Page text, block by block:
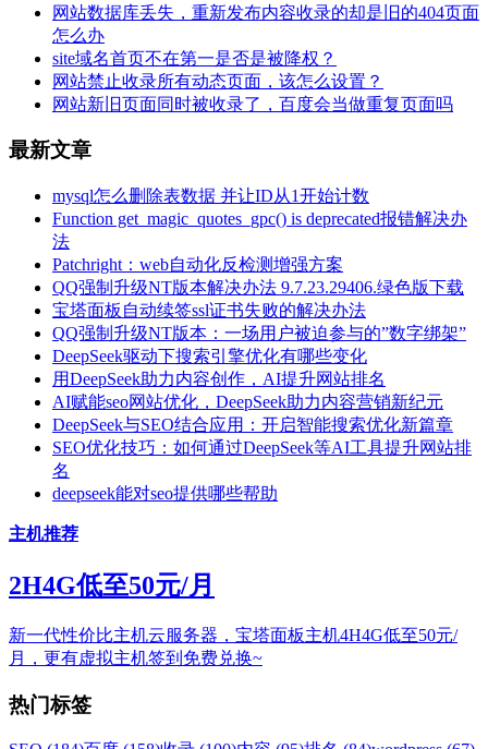
网站数据库丢失，重新发布内容收录的却是旧的404页面
怎么办
site域名首页不在第一是否是被降权？
网站禁止收录所有动态页面，该怎么设置？
网站新旧页面同时被收录了，百度会当做重复页面吗
最新文章
mysql怎么删除表数据 并让ID从1开始计数
Function get_magic_quotes_gpc() is deprecated报错解决办
法
Patchright：web自动化反检测增强方案
QQ强制升级NT版本解决办法 9.7.23.29406.绿色版下载
宝塔面板自动续签ssl证书失败的解决办法
QQ强制升级NT版本：一场用户被迫参与的”数字绑架”
DeepSeek驱动下搜索引擎优化有哪些变化
用DeepSeek助力内容创作，AI提升网站排名
AI赋能seo网站优化，DeepSeek助力内容营销新纪元
DeepSeek与SEO结合应用：开启智能搜索优化新篇章
SEO优化技巧：如何通过DeepSeek等AI工具提升网站排
名
deepseek能对seo提供哪些帮助
主机推荐
2H4G低至50元/月
新一代性价比主机云服务器，宝塔面板主机4H4G低至50元/
月，更有虚拟主机签到免费兑换~
热门标签